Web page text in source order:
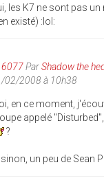
les K7 ne sont pas un
existé) :lol:
ParShadow the
02/2008 à 10h38
en ce moment,
appelé
?
sinon, un peu de Sean